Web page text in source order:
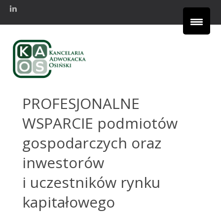
PROFESJONALNE
WSPARCIE podmiotów
gospodarczych oraz
inwestorów
i uczestników rynku
kapitałowego